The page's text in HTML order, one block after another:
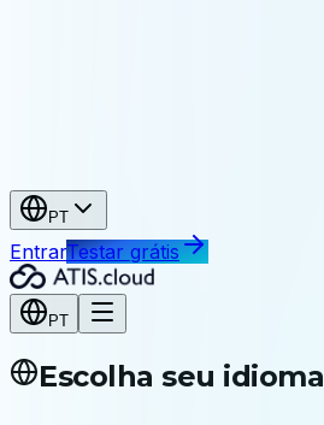
PT
EntrarTestar grátis
PT
Escolha seu idioma